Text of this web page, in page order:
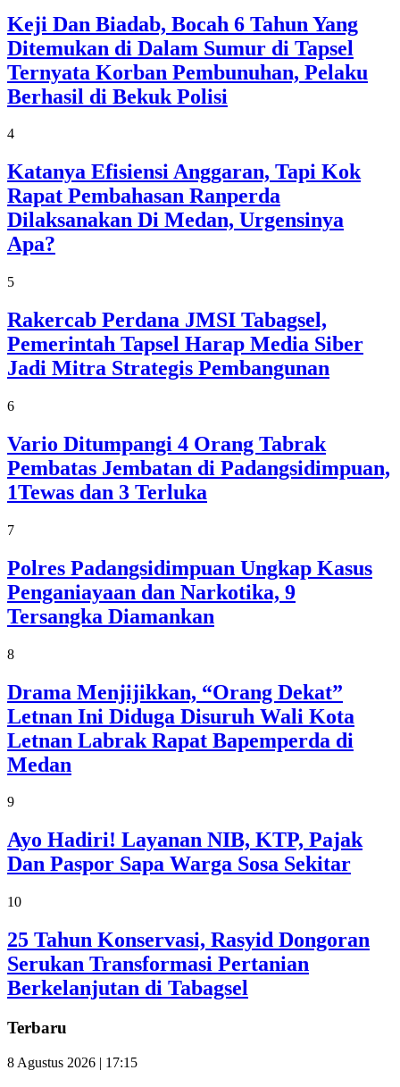
Keji Dan Biadab, Bocah 6 Tahun Yang
Ditemukan di Dalam Sumur di Tapsel
Ternyata Korban Pembunuhan, Pelaku
Berhasil di Bekuk Polisi
4
Katanya Efisiensi Anggaran, Tapi Kok
Rapat Pembahasan Ranperda
Dilaksanakan Di Medan, Urgensinya
Apa?
5
Rakercab Perdana JMSI Tabagsel,
Pemerintah Tapsel Harap Media Siber
Jadi Mitra Strategis Pembangunan
6
Vario Ditumpangi 4 Orang Tabrak
Pembatas Jembatan di Padangsidimpuan,
1Tewas dan 3 Terluka
7
Polres Padangsidimpuan Ungkap Kasus
Penganiayaan dan Narkotika, 9
Tersangka Diamankan
8
Drama Menjijikkan, “Orang Dekat”
Letnan Ini Diduga Disuruh Wali Kota
Letnan Labrak Rapat Bapemperda di
Medan
9
Ayo Hadiri! Layanan NIB, KTP, Pajak
Dan Paspor Sapa Warga Sosa Sekitar
10
25 Tahun Konservasi, Rasyid Dongoran
Serukan Transformasi Pertanian
Berkelanjutan di Tabagsel
Terbaru
8 Agustus 2026 | 17:15